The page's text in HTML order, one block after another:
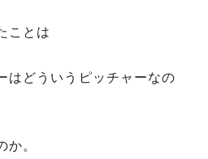
ことは
はどういうピッチャーなの
か。